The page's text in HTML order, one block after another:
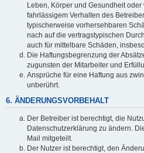
Leben, Körper und Gesundheit
fahrlässigem Verhalten des
typischerweise vorhersehbaren
nach auf die vertragstypischen
auch für mittelbare Schäden,
Die Haftungsbegrenzung der
zugunsten der Mitarbeiter und
Ansprüche für eine Haftung aus
unberührt.
6. ÄNDERUNGSVORBEHALT
Der Betreiber ist berechtigt, die
Datenschutzerklärung zu ändern.
Mail mitgeteilt.
Der Nutzer ist berechtigt, den